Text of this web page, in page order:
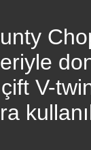
V-